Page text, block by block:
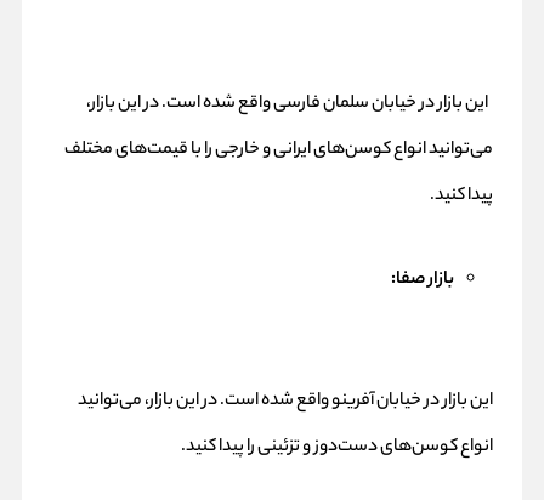
این بازار در خیابان سلمان فارسی واقع شده است. در این بازار،
می‌توانید انواع کوسن‌های ایرانی و خارجی را با قیمت‌های مختلف
پیدا کنید.
بازار صفا:
این بازار در خیابان آفرینو واقع شده است. در این بازار، می‌توانید
انواع کوسن‌های دست‌دوز و تزئینی را پیدا کنید.